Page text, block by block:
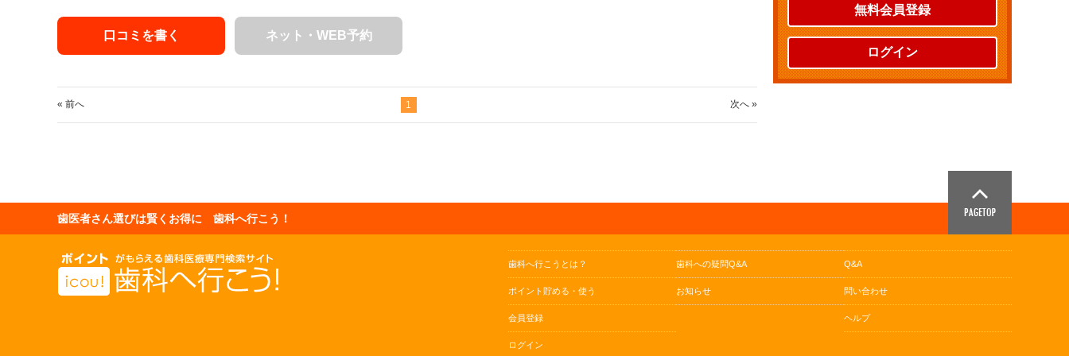
口コミを書く ネット・WEB予約
« 前へ 1 次へ »
無料会員登録
ログイン
歯医者さん選びは賢くお得に 歯科へ行こう！
歯科へ行こうとは？
ポイント貯める・使う
会員登録
ログイン
歯科への疑問Q&A
お知らせ
Q&A
問い合わせ
ヘルプ